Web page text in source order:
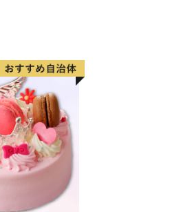
ます。
月26日
した。
の方へ魅
支援を賜